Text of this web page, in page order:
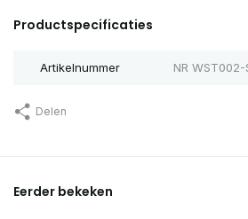
Productspecificaties
Artikelnummer NR WST002-
Delen
Eerder bekeken